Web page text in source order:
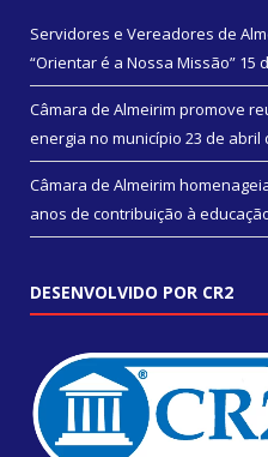
Servidores e Vereadores de
“Orientar é a Nossa Missão” 15
Câmara de Almeirim promove
energia no município 23 de abril
Câmara de Almeirim
anos de contribuição à
DESENVOLVIDO POR CR2